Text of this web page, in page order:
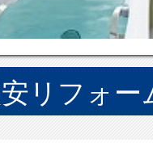
リフォー